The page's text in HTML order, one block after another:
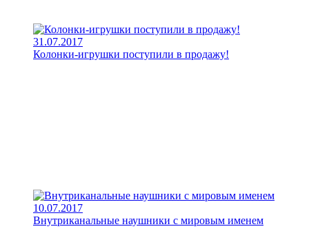
31.07.2017
Колонки-игрушки поступили в продажу!
10.07.2017
Внутриканальные наушники с мировым именем